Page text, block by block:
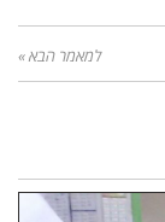
למאמר הבא »